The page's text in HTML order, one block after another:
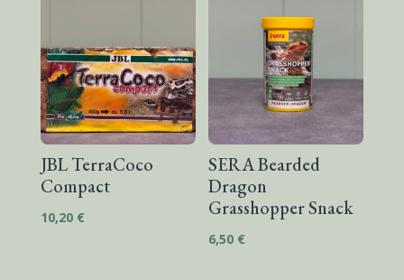
JBL TerraCoco
Compact
10,20 €
SERA Bearded
Dragon
Grasshopper Snack
6,50 €